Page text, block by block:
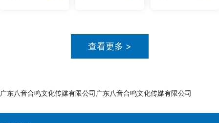
查看更多 >
广东八音合鸣文化传媒有限公司广东八音合鸣文化传媒有限公司